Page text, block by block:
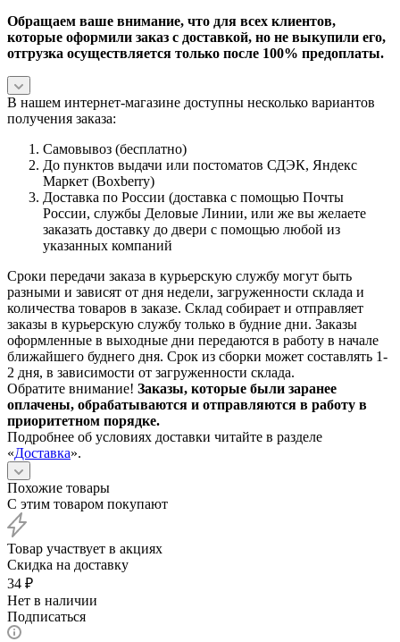
Обращаем ваше внимание, что для всех клиентов,
которые оформили заказ с доставкой, но не выкупили его,
отгрузка осуществляется только после 100% предоплаты.
В нашем интернет-магазине доступны несколько вариантов
получения заказа:
Самовывоз (бесплатно)
До пунктов выдачи или постоматов СДЭК, Яндекс
Маркет (Boxberry)
Доставка по России (доставка с помощью Почты
России, службы Деловые Линии, или же вы желаете
заказать доставку до двери с помощью любой из
указанных компаний
Сроки передачи заказа в курьерскую службу могут быть
разными и зависят от дня недели, загруженности склада и
количества товаров в заказе. Склад собирает и отправляет
заказы в курьерскую службу только в будние дни. Заказы
оформленные в выходные дни передаются в работу в начале
ближайшего буднего дня. Срок из сборки может составлять 1-
2 дня, в зависимости от загруженности склада.
Обратите внимание! Заказы, которые были заранее
оплачены, обрабатываются и отправляются в работу в
приоритетном порядке.
Подробнее об условиях доставки читайте в разделе
«Доставка».
Похожие товары
С этим товаром покупают
Товар участвует в акциях
Скидка на доставку
34 ₽
Нет в наличии
Подписаться